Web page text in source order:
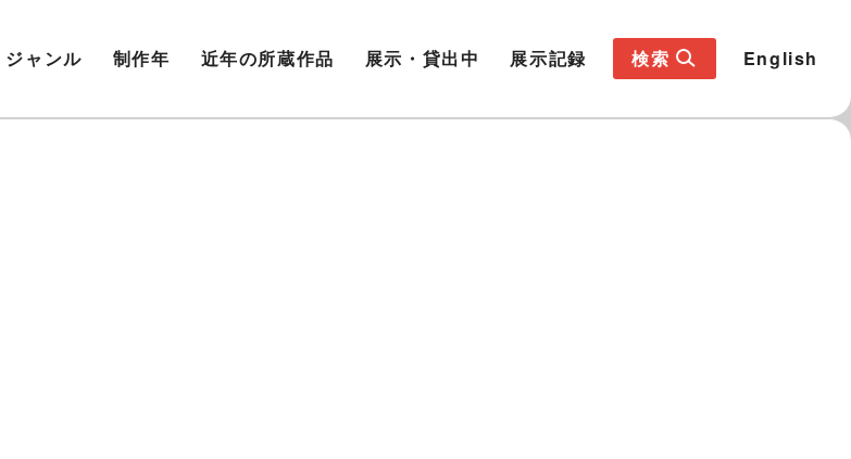
ジャンル 制作年 近年の所蔵作品 展示・貸出中 展示記録 検索 English